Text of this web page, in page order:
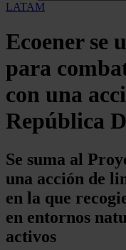
LATAM
Ecoener se
para
con una
República
Se suma al
una acción de
en la que
en entornos
activos